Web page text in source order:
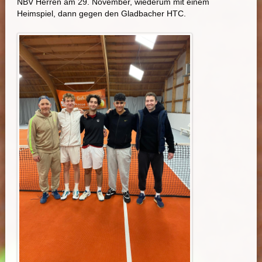
NBV Herren am 29. November, wiederum mit einem
Heimspiel, dann gegen den Gladbacher HTC.